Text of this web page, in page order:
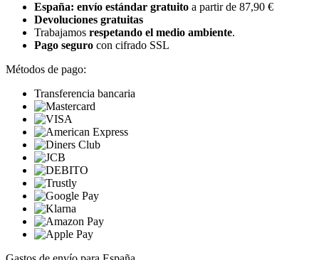
España: envío estándar gratuito a partir de 87,90 €
Devoluciones gratuitas
Trabajamos respetando el medio ambiente.
Pago seguro con cifrado SSL
Métodos de pago:
Transferencia bancaria